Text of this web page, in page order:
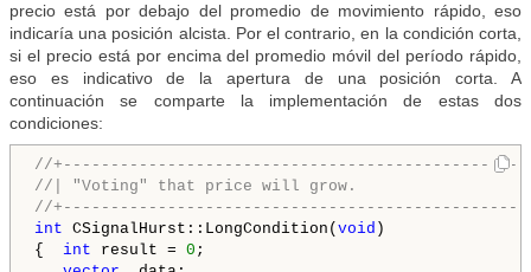
precio está por debajo del promedio de movimiento rápido, eso
indicaría una posición alcista. Por el contrario, en la condición corta,
si el precio está por encima del promedio móvil del período rápido,
eso es indicativo de la apertura de una posición corta. A
continuación se comparte la implementación de estas dos
condiciones:
//
//| "Voting" that price will grow.
//
int CSignalHurst::LongCondition( void )
{ int result = 0 ;